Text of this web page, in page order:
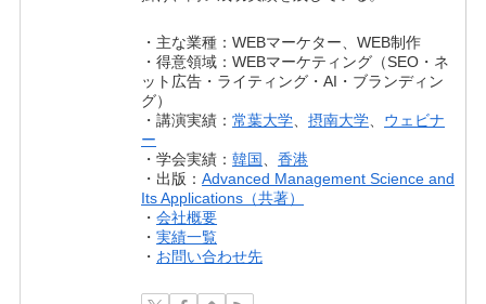
・主な業種：WEBマーケター、WEB制作
・得意領域：WEBマーケティング（SEO・ネ
ット広告・ライティング・AI・ブランディン
グ）
・講演実績：常葉大学 、摂南大学
ウェビナ
ー
・学会実績：韓国 、香港
・出版：Advanced Management Science and
Its Applications（共著）
・会社概要
・実績一覧
・ お問い合わせ先